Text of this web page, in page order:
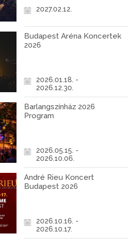
2027.02.12.
Budapest Aréna Koncertek
2026
2026.01.18. -
2026.12.30.
Barlangszínház 2026
Program
2026.05.15. -
2026.10.06.
André Rieu Koncert
Budapest 2026
2026.10.16. -
2026.10.17.